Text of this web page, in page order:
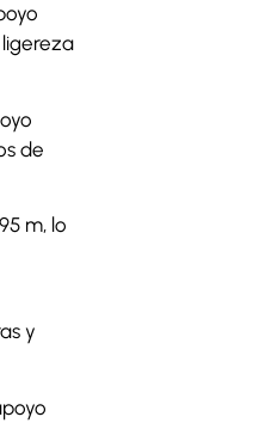
de
m, lo
y